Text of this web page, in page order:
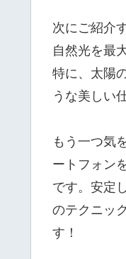
次にご紹介
自然光を最
特に、太陽
うな美しい
もう一つ気
ートフォン
です。安定
のテクニッ
す！